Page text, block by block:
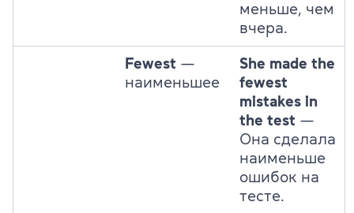
меньше, чем
вчера.
Fewest —
наименьшее
She made the
fewest
mistakes in
the test —
Она сделала
наименьше
ошибок на
тесте.